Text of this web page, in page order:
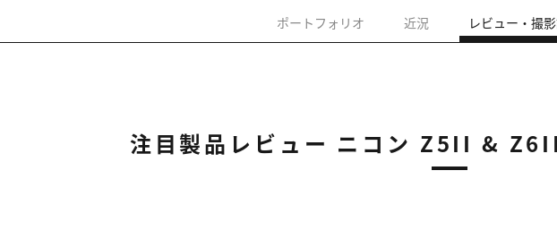
ポートフォリオ 近況 レビュー・撮
注目製品レビュー ニコン Z5II &